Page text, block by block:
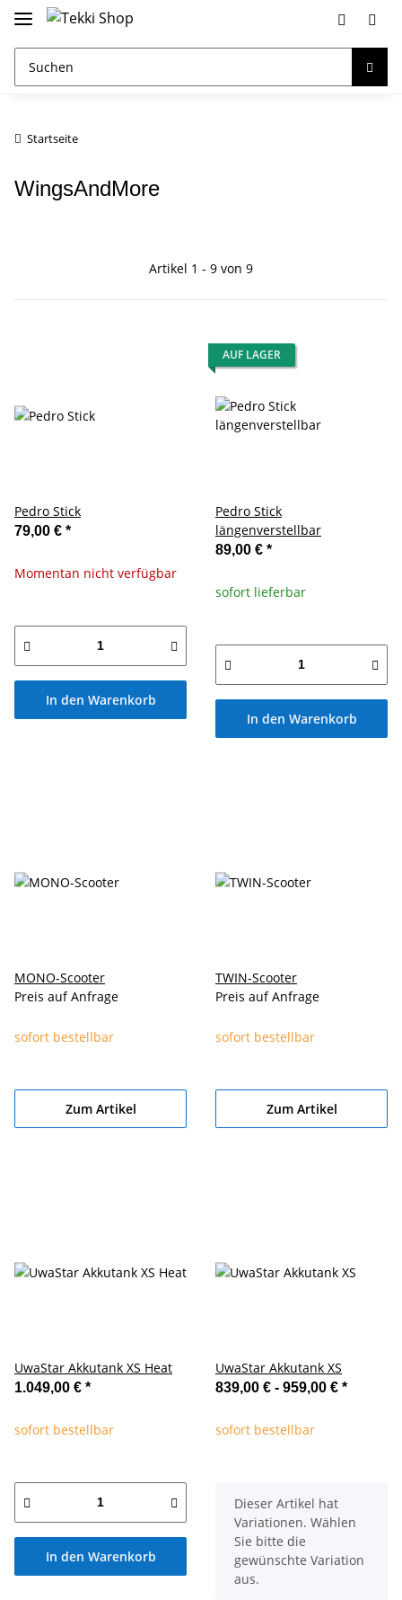
Startseite
WingsAndMore
Artikel 1 - 9 von 9
Pedro Stick
79,00 € *
Momentan nicht verfügbar
In den Warenkorb
AUF LAGER
Pedro Stick
längenverstellbar
89,00 € *
sofort lieferbar
In den Warenkorb
MONO-Scooter
Preis auf Anfrage
sofort bestellbar
Zum Artikel
TWIN-Scooter
Preis auf Anfrage
sofort bestellbar
Zum Artikel
UwaStar Akkutank XS Heat
1.049,00 € *
sofort bestellbar
In den Warenkorb
UwaStar Akkutank XS
839,00 € - 959,00 € *
sofort bestellbar
x
Dieser Artikel hat
Variationen. Wählen
Sie bitte die
gewünschte Variation
aus.